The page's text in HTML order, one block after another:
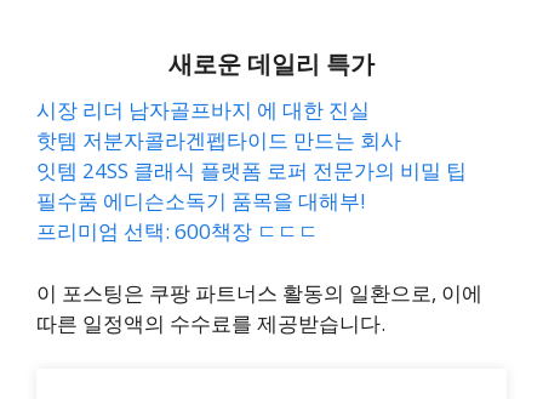
새로운 데일리 특가
시장 리더 남자골프바지 에 대한 진실
핫템 저분자콜라겐펩타이드 만드는 회사
잇템 24SS 클래식 플랫폼 로퍼 전문가의 비밀 팁
필수품 에디슨소독기 품목을 대해부!
프리미엄 선택: 600책장 ㄷㄷㄷ
이 포스팅은 쿠팡 파트너스 활동의 일환으로, 이에
따른 일정액의 수수료를 제공받습니다.